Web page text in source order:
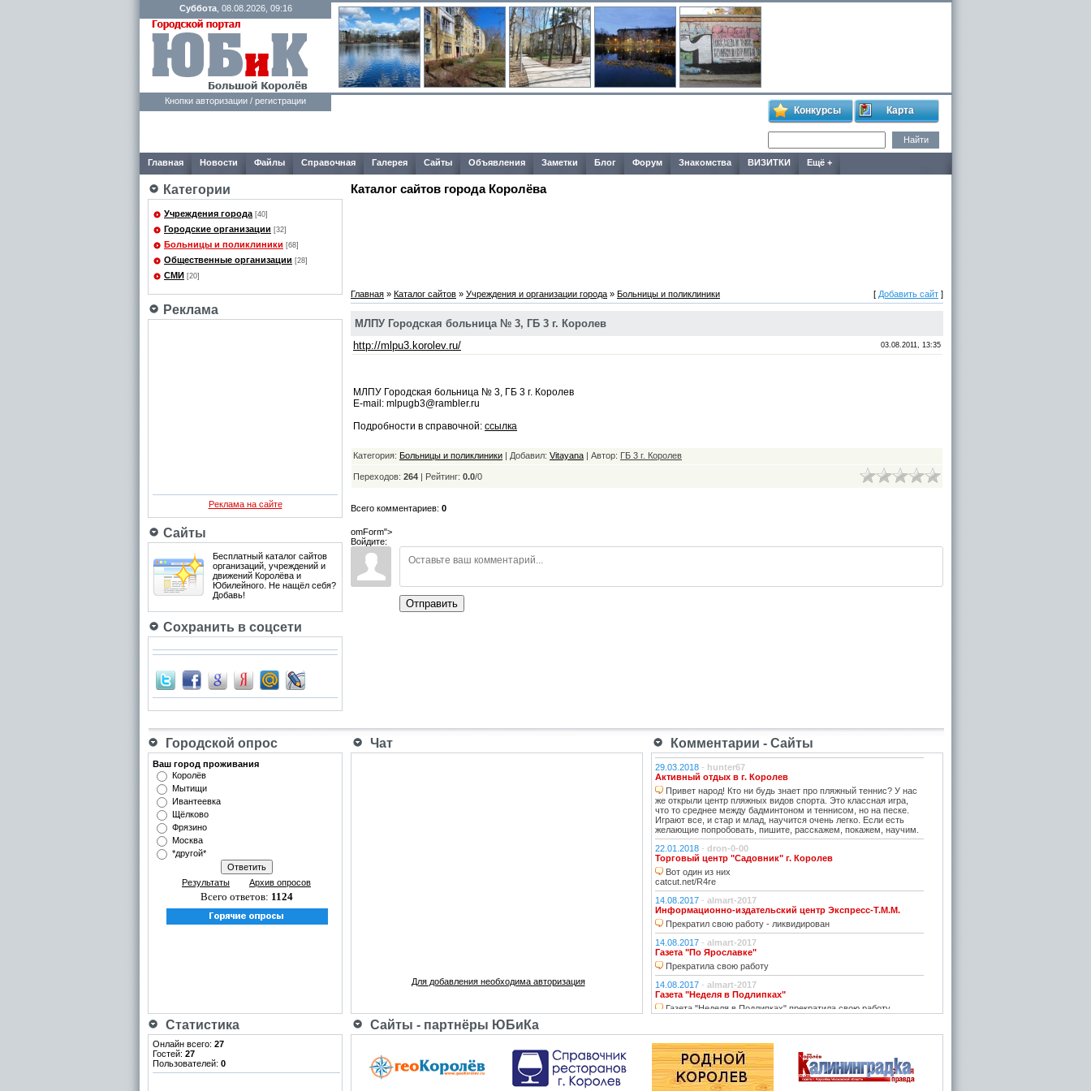
Суббота, 08.08.2026, 09:16
Кнопки авторизации / регистрации
Конкурсы Карта
Главная Новости Файлы Справочная Галерея Сайты Объявления Заметки Блог Форум Знакомства ВИЗИТКИ Ещё +
Категории
Учреждения города [40]
Городские организации [32]
Больницы и поликлиники [68]
Общественные организации [28]
СМИ [20]
Реклама
Реклама на сайте
Сайты
Бесплатный каталог сайтов
организаций, учреждений и
движений Королёва и
Юбилейного. Не нащёл себя?
Добавь!
Сохранить в соцсети
Каталог сайтов города Королёва
Главная » Каталог сайтов » Учреждения и организации города » Больницы и поликлиники [ Добавить сайт ]
МЛПУ Городская больница № 3, ГБ 3 г. Королев
http://mlpu3.korolev.ru/
03.08.2011, 13:35
МЛПУ Городская больница № 3, ГБ 3 г. Королев
E-mail: mlpugb3@rambler.ru
Подробности в справочной: ссылка
Категория: Больницы и поликлиники | Добавил: Vitayana | Автор: ГБ 3 г. Королев
Переходов: 264 | Рейтинг: 0.0/0
Всего комментариев: 0
omForm">
Войдите:
Отправить
Городской опрос Чат Комментарии - Сайты
Ваш город проживания
Королёв
Мытищи
Ивантеевка
Щёлково
Фрязино
Москва
*другой*
Результаты Архив опросов
Всего ответов: 1124
Для добавления необходима авторизация
29.03.2018 - hunter67
Активный отдых в г. Королев
Привет народ! Кто ни будь знает про пляжный теннис? У нас
же открыли центр пляжных видов спорта. Это классная игра,
что то среднее между бадминтоном и теннисом, но на песке.
Играют все, и стар и млад, научится очень легко. Если есть
желающие попробовать, пишите, расскажем, покажем, научим.
22.01.2018 - dron-0-00
Торговый центр "Садовник" г. Королев
Вот один из них
catcut.net/R4re
14.08.2017 - almart-2017
Информационно-издательский центр Экспресс-Т.М.М.
Прекратил свою работу - ликвидирован
14.08.2017 - almart-2017
Газета "По Ярославке"
Прекратила свою работу
14.08.2017 - almart-2017
Газета "Неделя в Подлипках"
Газета "Неделя в Подлипках" прекратила свою работу
14.08.2017-almart-2017
Королевское радио - нас легко найти, легко слушать!
Королёвское радио прекратило свою работу в декабре 2016
года.
14.08.2017
almart-2017
Статистика Сайты - партнёры ЮБиКа
Онлайн всего: 27
Гостей: 27
Пользователей: 0